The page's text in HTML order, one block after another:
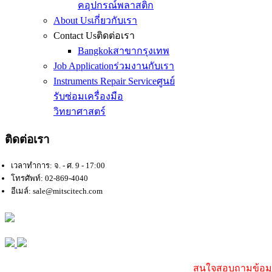
คอุปกรณ์พลาสติก
About Usเกี่ยวกับเรา
Contact Usติดต่อเรา
Bangkokสาขากรุงเทพ
Job Applicationร่วมงานกับเรา
Instruments Repair Serviceศูนย์
รับซ่อมเครื่องมือ
วิทยาศาสตร์
ติดต่อเรา
เวลาทำการ: จ. - ศ. 9 - 17:00
โทรศัพท์: 02-869-4040
อีเมล์: sale@mitscitech.com
สนใจสอบถามข้อ